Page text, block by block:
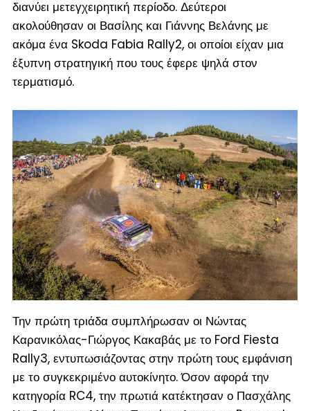
διανύει μετεγχειρητική περίοδο. Δεύτεροι
ακολούθησαν οι Βασίλης και Γιάννης Βελάνης με
ακόμα ένα Skoda Fabia Rally2, οι οποίοι είχαν μια
έξυπνη στρατηγική που τους έφερε ψηλά στον
τερματισμό.
Την πρώτη τριάδα συμπλήρωσαν οι Νώντας
Καρανικόλας-Γιώργος Κακαβάς με το Ford Fiesta
Rally3, εντυπωσιάζοντας στην πρώτη τους εμφάνιση
με το συγκεκριμένο αυτοκίνητο. Όσον αφορά την
κατηγορία RC4, την πρωτιά κατέκτησαν ο Πασχάλης